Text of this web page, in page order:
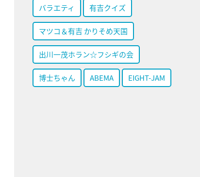
バラエティ 有吉クイズ
マツコ＆有吉 かりそめ天国
出川一茂ホラン☆フシギの会
博士ちゃん ABEMA EIGHT-JAM